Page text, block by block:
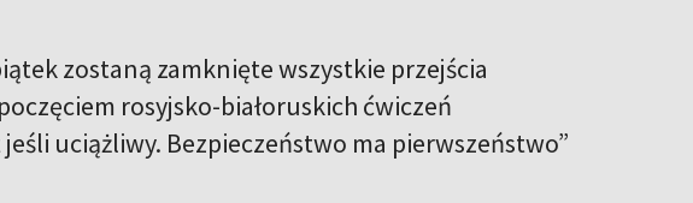
zostaną zamknięte wszystkie przejścia
rosyjsko-białoruskich ćwiczeń
uciążliwy. Bezpieczeństwo ma pierwszeństwo”